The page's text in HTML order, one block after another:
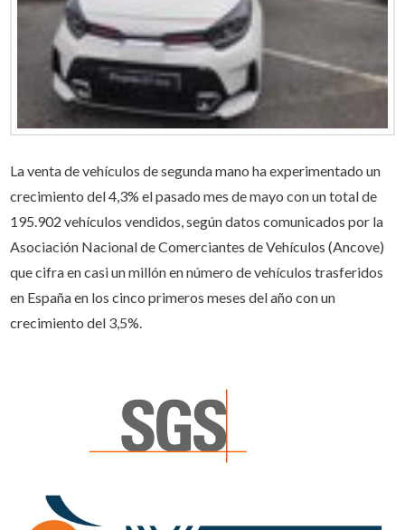
La venta de vehículos de segunda mano ha experimentado un
crecimiento del 4,3% el pasado mes de mayo con un total de
195.902 vehículos vendidos, según datos comunicados por la
Asociación Nacional de Comerciantes de Vehículos (Ancove)
que cifra en casi un millón en número de vehículos trasferidos
en España en los cinco primeros meses del año con un
crecimiento del 3,5%.